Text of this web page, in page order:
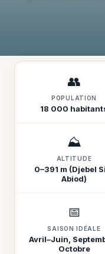
👥
POPULATION
18 000
⛰️
ALTITUDE
0–391 m (Djebel
Abiod)
📅
SAISON IDÉALE
Avril–Juin,
Octobre